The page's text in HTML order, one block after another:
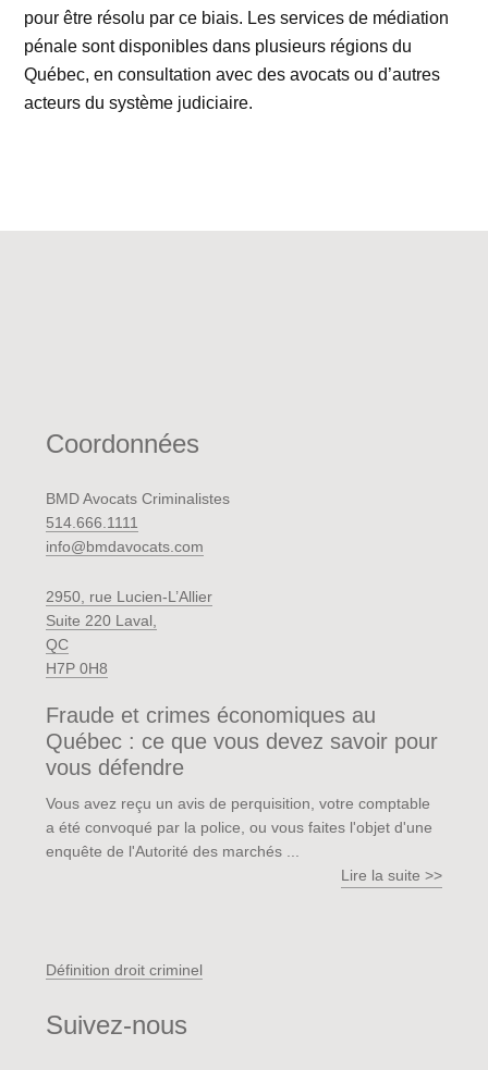
pour être résolu par ce biais. Les services de médiation
pénale sont disponibles dans plusieurs régions du
Québec, en consultation avec des avocats ou d’autres
acteurs du système judiciaire.
Coordonnées
BMD Avocats Criminalistes
514.666.1111
info@bmdavocats.com
2950, rue Lucien-L’Allier
Suite 220 Laval,
QC
H7P 0H8
Fraude et crimes économiques au
Québec : ce que vous devez savoir pour
vous défendre
Vous avez reçu un avis de perquisition, votre comptable
a été convoqué par la police, ou vous faites l'objet d'une
enquête de l'Autorité des marchés ...
Lire la suite >>
Définition droit criminel
Suivez-nous